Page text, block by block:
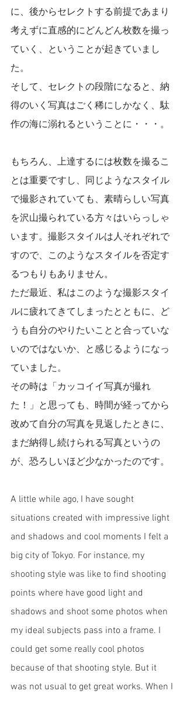
に、後からセレクトする前提であまり
考えずに直感的にどんどん枚数を撮っ
ていく、ということが起きていまし
た。
そして、セレクトの段階になると、納
得のいく写真はごく稀にしかなく、駄
作の海に溺れるということに・・・。
もちろん、上達するには枚数を撮るこ
とは重要ですし、同じようなスタイル
で撮影されていても、素晴らしい写真
を沢山撮られている方々はいらっしゃ
います。撮影スタイルは人それぞれで
すので、このようなスタイルを否定す
るつもりもありません。
ただ最近、私はこのような撮影スタイ
ルに疲れてきてしまったとともに、ど
うも自分のやりたいことと合っていな
いのではないか、と感じるようになっ
ていました。
その時は「カッコイイ写真が撮れ
た！」と思っても、時間が経ってから
改めて自分の写真を見返したときに、
まだ納得し続けられる写真というの
が、恐ろしいほど少なかったのです。
A little while ago, I have sought
situations created with impressive light
and shadows and cool moments I felt a
big city of Tokyo. For instance, my
shooting style was like to find shooting
points where have good light and
shadows and shoot some photos when
my ideal subjects pass into a frame. I
could get some really cool photos
because of that shooting style. But it
was not usual to get great works. When I